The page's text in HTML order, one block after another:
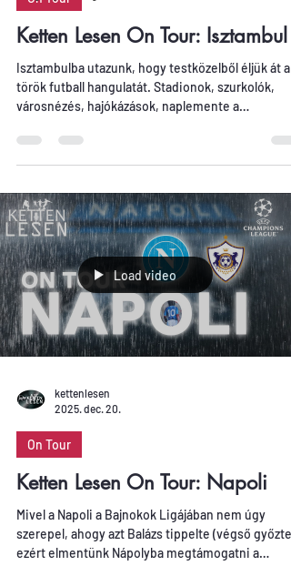
Ketten Lesen On Tour: Isztambul
Isztambulba utazunk, hogy testközelből éljük át a
török futball hangulatát. Stadionok, szurkolók,
városnézés, hajókázások, naplemente a
élmény egyetlen túrában. A túra során több török
bajnokit is megnéztünk: Başakşehir - Kasımpaşa
Beşiktaş – Karagümrük Isztambul elképesztő
de futballszemmel még különlegesebb:
szenvedélyes szurkolók, ikonikus klubok,
hangulatos stadionok és az a bi
Load video
kettenlesen
2025. dec. 20.
On Tour
Ketten Lesen On Tour: Napoli
Mivel a Napoli a Bajnokok Ligájában nem úgy
szerepel, ahogy azt Balázs tippelte (végső
ezért elmentünk Nápolyba megtámogatni a